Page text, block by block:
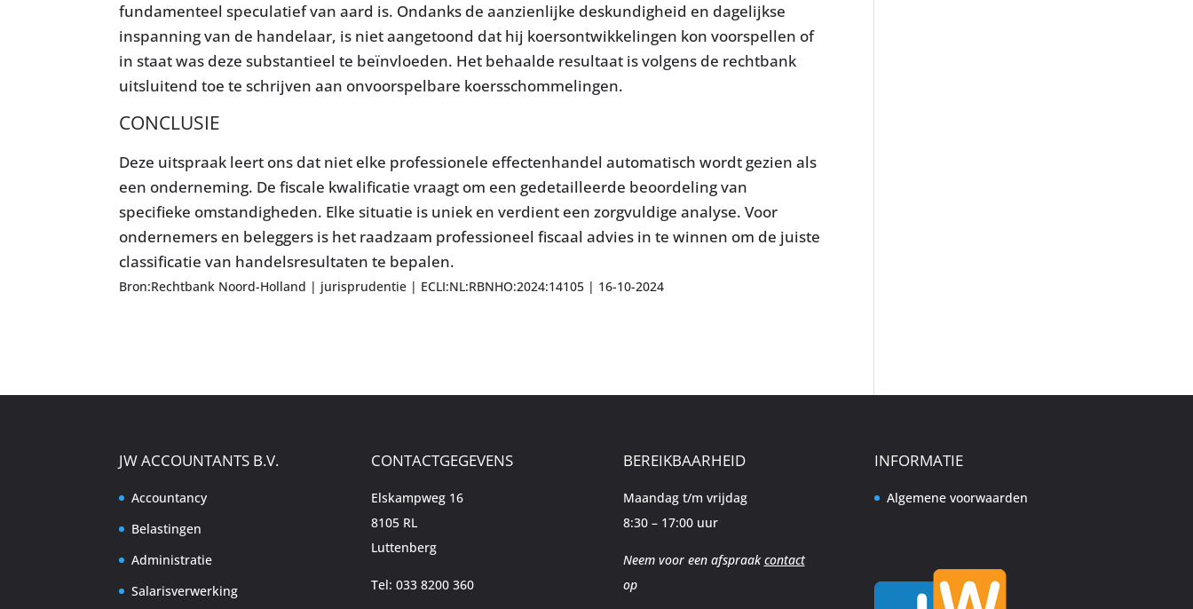
fundamenteel speculatief van aard is. Ondanks de aanzienlijke deskundigheid en dagelijkse
inspanning van de handelaar, is niet aangetoond dat hij koersontwikkelingen kon voorspellen of
in staat was deze substantieel te beïnvloeden. Het behaalde resultaat is volgens de rechtbank
uitsluitend toe te schrijven aan onvoorspelbare koersschommelingen.
CONCLUSIE
Deze uitspraak leert ons dat niet elke professionele effectenhandel automatisch wordt gezien als
een onderneming. De fiscale kwalificatie vraagt om een gedetailleerde beoordeling van
specifieke omstandigheden. Elke situatie is uniek en verdient een zorgvuldige analyse. Voor
ondernemers en beleggers is het raadzaam professioneel fiscaal advies in te winnen om de juiste
classificatie van handelsresultaten te bepalen.
Bron:Rechtbank Noord-Holland | jurisprudentie | ECLI:NL:RBNHO:2024:14105 | 16-10-2024
JW ACCOUNTANTS B.V.
Accountancy
Belastingen
Administratie
Salarisverwerking
CONTACTGEGEVENS
Elskampweg 16
8105 RL
Luttenberg
Tel: 033 8200 360
BEREIKBAARHEID
Maandag t/m vrijdag
8:30 – 17:00 uur
Neem voor een afspraakcontact
op
INFORMATIE
Algemene voorwaarden